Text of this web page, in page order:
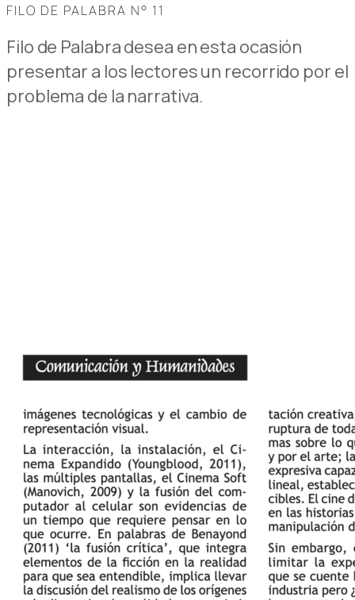
FILO DE PALABRA N° 11
Filo de Palabra desea en esta ocasión
presentar a los lectores un recorrido por el
problema de la narrativa.